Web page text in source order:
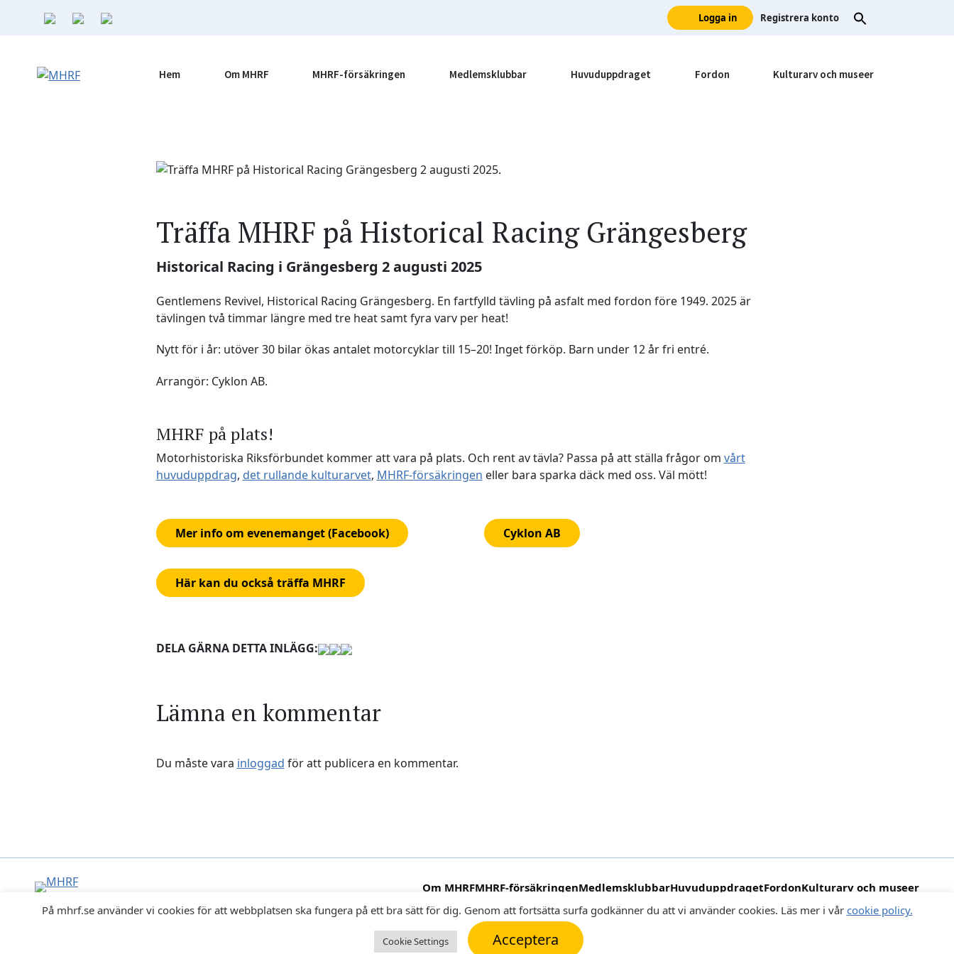
Logga in Registrera konto
Hem Om MHRF MHRF-försäkringen Medlemsklubbar Huvuduppdraget Fordon Kulturarv och museer
Träffa MHRF på Historical Racing Grängesberg
Historical Racing i Grängesberg 2 augusti 2025
Gentlemens Revivel, Historical Racing Grängesberg. En fartfylld tävling på asfalt med fordon före 1949. 2025 är
tävlingen två timmar längre med tre heat samt fyra varv per heat!
Nytt för i år: utöver 30 bilar ökas antalet motorcyklar till 15–20! Inget förköp. Barn under 12 år fri entré.
Arrangör: Cyklon AB.
MHRF på plats!
Motorhistoriska Riksförbundet kommer att vara på plats. Och rent av tävla? Passa på att ställa frågor om vårt
huvuduppdrag, det rullande kulturarvet, MHRF-försäkringen eller bara sparka däck med oss. Väl mött!
Mer info om evenemanget (Facebook) Cyklon AB
Här kan du också träffa MHRF
DELA GÄRNA DETTA INLÄGG:
Lämna en kommentar
Du måste vara inloggad för att publicera en kommentar.
Om MHRFMHRF-försäkringenMedlemsklubbarHuvuduppdragetFordonKulturarv och museer
På mhrf.se använder vi cookies för att webbplatsen ska fungera på ett bra sätt för dig. Genom att fortsätta surfa godkänner du att vi använder cookies. Läs mer i vår cookie policy.
Cookie Settings Acceptera